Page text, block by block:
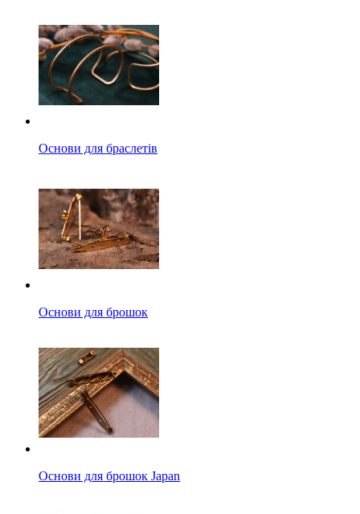
Основи для браслетів
Основи для брошок
Основи для брошок Japan